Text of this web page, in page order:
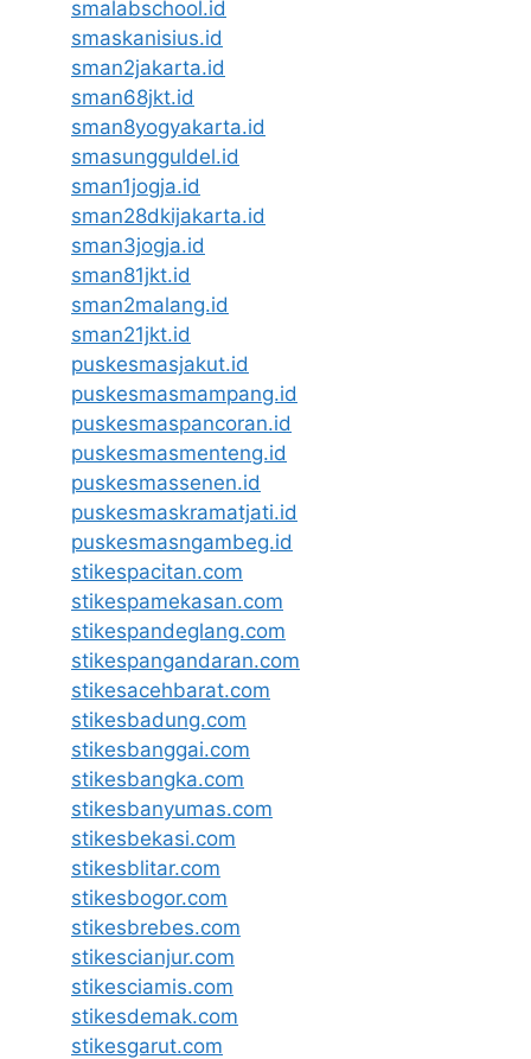
smalabschool.id
smaskanisius.id
sman2jakarta.id
sman68jkt.id
sman8yogyakarta.id
smasungguldel.id
sman1jogja.id
sman28dkijakarta.id
sman3jogja.id
sman81jkt.id
sman2malang.id
sman21jkt.id
puskesmasjakut.id
puskesmasmampang.id
puskesmaspancoran.id
puskesmasmenteng.id
puskesmassenen.id
puskesmaskramatjati.id
puskesmasngambeg.id
stikespacitan.com
stikespamekasan.com
stikespandeglang.com
stikespangandaran.com
stikesacehbarat.com
stikesbadung.com
stikesbanggai.com
stikesbangka.com
stikesbanyumas.com
stikesbekasi.com
stikesblitar.com
stikesbogor.com
stikesbrebes.com
stikescianjur.com
stikesciamis.com
stikesdemak.com
stikesgarut.com